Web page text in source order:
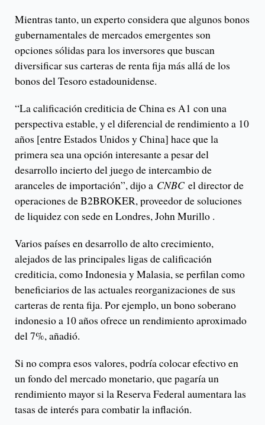
Mientras tanto, un experto considera que algunos bonos
gubernamentales de mercados emergentes son
opciones sólidas para los inversores que buscan
diversificar sus carteras de renta fija más allá de los
bonos del Tesoro estadounidense.
“La calificación crediticia de China es A1 con una
perspectiva estable, y el diferencial de rendimiento a 10
años [entre Estados Unidos y China] hace que la
primera sea una opción interesante a pesar del
desarrollo incierto del juego de intercambio de
aranceles de importación”, dijo a CNBC el director de
operaciones de B2BROKER, proveedor de soluciones
de liquidez con sede en Londres, John Murillo .
Varios países en desarrollo de alto crecimiento,
alejados de las principales ligas de calificación
crediticia, como Indonesia y Malasia, se perfilan como
beneficiarios de las actuales reorganizaciones de sus
carteras de renta fija. Por ejemplo, un bono soberano
indonesio a 10 años ofrece un rendimiento aproximado
del 7%, añadió.
Si no compra esos valores, podría colocar efectivo en
un fondo del mercado monetario, que pagaría un
rendimiento mayor si la Reserva Federal aumentara las
tasas de interés para combatir la inflación.